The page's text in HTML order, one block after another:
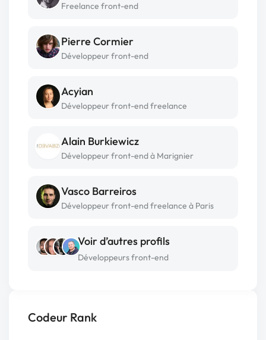
Codeur Rank
Freelance front-end
Pierre Cormier
Développeur front-end
Acyian
Développeur front-end freelance
Alain Burkiewicz
Développeur front-end à Marignier
Vasco Barreiros
Développeur front-end freelance à Paris
Voir d’autres profils
Développeurs front-end